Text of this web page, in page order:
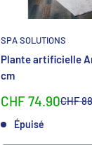
SPA SOLUTIONS
Plante artificielle
cm
Sonderpreis
CHF 74.90CHF
Épuisé